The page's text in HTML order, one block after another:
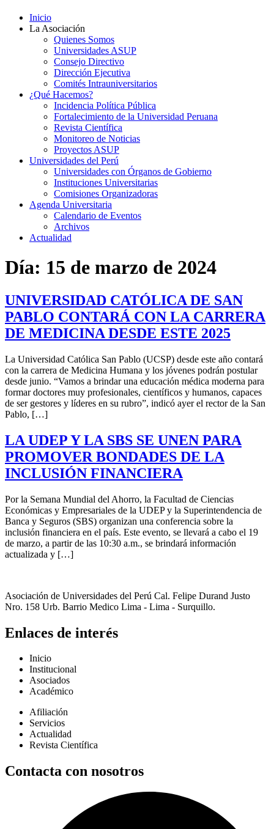
Inicio
La Asociación
Quienes Somos
Universidades ASUP
Consejo Directivo
Dirección Ejecutiva
Comités Intrauniversitarios
¿Qué Hacemos?
Incidencia Política Pública
Fortalecimiento de la Universidad Peruana
Revista Científica
Monitoreo de Noticias
Proyectos ASUP
Universidades del Perú
Universidades con Órganos de Gobierno
Instituciones Universitarias
Comisiones Organizadoras
Agenda Universitaria
Calendario de Eventos
Archivos
Actualidad
Día: 15 de marzo de 2024
UNIVERSIDAD CATÓLICA DE SAN
PABLO CONTARÁ CON LA CARRERA
DE MEDICINA DESDE ESTE 2025
La Universidad Católica San Pablo (UCSP) desde este año contará
con la carrera de Medicina Humana y los jóvenes podrán postular
desde junio. “Vamos a brindar una educación médica moderna para
formar doctores muy profesionales, científicos y humanos, capaces
de ser gestores y líderes en su rubro”, indicó ayer el rector de la San
Pablo, […]
LA UDEP Y LA SBS SE UNEN PARA
PROMOVER BONDADES DE LA
INCLUSIÓN FINANCIERA
Por la Semana Mundial del Ahorro, la Facultad de Ciencias
Económicas y Empresariales de la UDEP y la Superintendencia de
Banca y Seguros (SBS) organizan una conferencia sobre la
inclusión financiera en el país. Este evento, se llevará a cabo el 19
de marzo, a partir de las 10:30 a.m., se brindará información
actualizada y […]
Asociación de Universidades del Perú Cal. Felipe Durand Justo
Nro. 158 Urb. Barrio Medico Lima - Lima - Surquillo.
Enlaces de interés
Inicio
Institucional
Asociados
Académico
Afiliación
Servicios
Actualidad
Revista Científica
Contacta con nosotros